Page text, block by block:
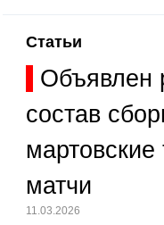
Статьи
Объявлен
состав
матчи
11.03.2026